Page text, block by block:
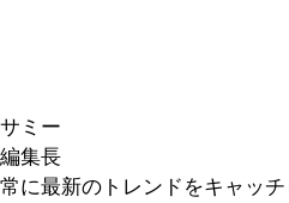
サミー
編集長
常に最新のトレンドをキャッ